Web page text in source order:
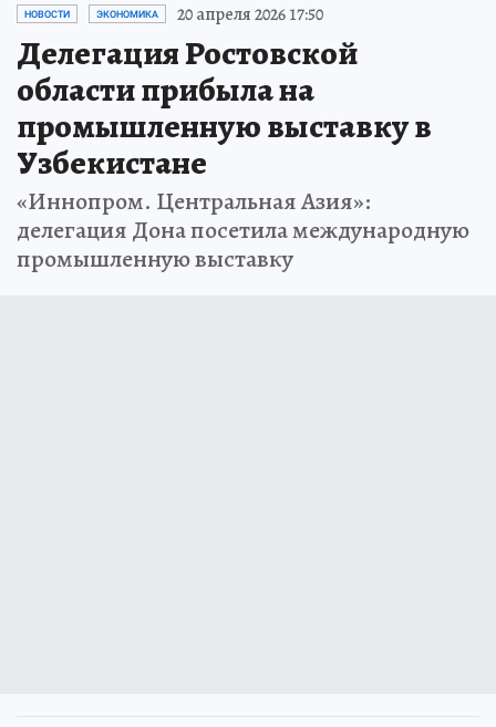
НОВОСТИ ЭКОНОМИКА 20 апреля 2026 17:50
Делегация Ростовской
области прибыла на
промышленную выставку в
Узбекистане
«Иннопром. Центральная Азия»:
делегация Дона посетила международную
промышленную выставку